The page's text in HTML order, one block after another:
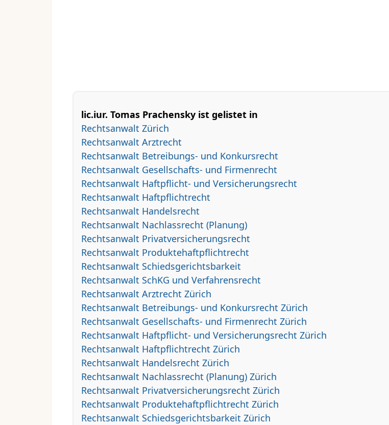
lic.iur. Tomas Prachensky ist gelistet in
Rechtsanwalt Zürich
Rechtsanwalt Arztrecht
Rechtsanwalt Betreibungs- und Konkursrecht
Rechtsanwalt Gesellschafts- und Firmenrecht
Rechtsanwalt Haftpflicht- und Versicherungsrecht
Rechtsanwalt Haftpflichtrecht
Rechtsanwalt Handelsrecht
Rechtsanwalt Nachlassrecht (Planung)
Rechtsanwalt Privatversicherungsrecht
Rechtsanwalt Produktehaftpflichtrecht
Rechtsanwalt Schiedsgerichtsbarkeit
Rechtsanwalt SchKG und Verfahrensrecht
Rechtsanwalt Arztrecht Zürich
Rechtsanwalt Betreibungs- und Konkursrecht Zürich
Rechtsanwalt Gesellschafts- und Firmenrecht Zürich
Rechtsanwalt Haftpflicht- und Versicherungsrecht Zürich
Rechtsanwalt Haftpflichtrecht Zürich
Rechtsanwalt Handelsrecht Zürich
Rechtsanwalt Nachlassrecht (Planung) Zürich
Rechtsanwalt Privatversicherungsrecht Zürich
Rechtsanwalt Produktehaftpflichtrecht Zürich
Rechtsanwalt Schiedsgerichtsbarkeit Zürich